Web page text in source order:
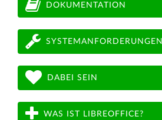
DOKUMENTATION
SYSTEMANFORDERUNGEN
DABEI SEIN
WAS IST LIBREOFFICE?